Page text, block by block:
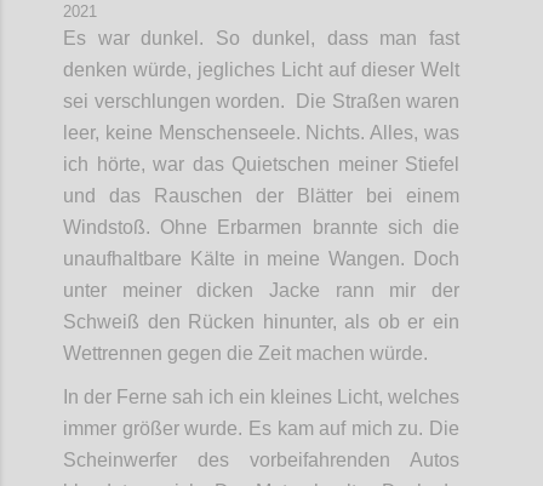
2021
Es war dunkel. So dunkel, dass man fast
denken würde, jegliches Licht auf dieser Welt
sei verschlungen worden. Die Straßen waren
leer, keine Menschenseele. Nichts. Alles, was
ich hörte, war das Quietschen meiner Stiefel
und das Rauschen der Blätter bei einem
Windstoß. Ohne Erbarmen brannte sich die
unaufhaltbare Kälte in meine Wangen. Doch
unter meiner dicken Jacke rann mir der
Schweiß den Rücken hinunter, als ob er ein
Wettrennen gegen die Zeit machen würde.
In der Ferne sah ich ein kleines Licht, welches
immer größer wurde. Es kam auf mich zu. Die
Scheinwerfer des vorbeifahrenden Autos